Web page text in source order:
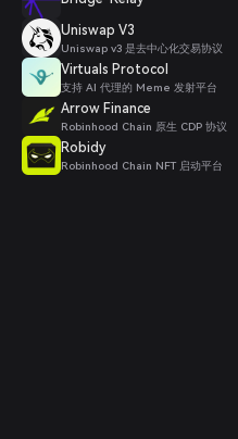
Uniswap V3
Uniswap v3 是去中心化交易协议
Virtuals Protocol
支持 AI 代理的 Meme 发射平台
Arrow Finance
Robinhood Chain 原生 CDP 协议
Robidy
Robinhood Chain NFT 启动平台